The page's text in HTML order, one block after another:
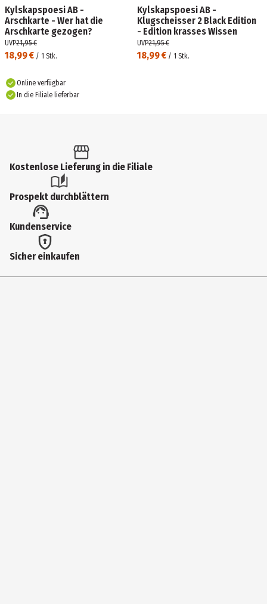
Kylskapspoesi AB -
Arschkarte - Wer hat die
Arschkarte gezogen?
18,99 € / 1 Stk.
UVP21,95 €
Online verfügbar
In die Filiale lieferbar
Kylskapspoesi AB -
Klugscheisser 2 Black Edition
- Edition krasses Wissen
18,99 € / 1 Stk.
UVP21,95 €
Kostenlose Lieferung in die Filiale
Prospekt durchblättern
Kundenservice
Sicher einkaufen